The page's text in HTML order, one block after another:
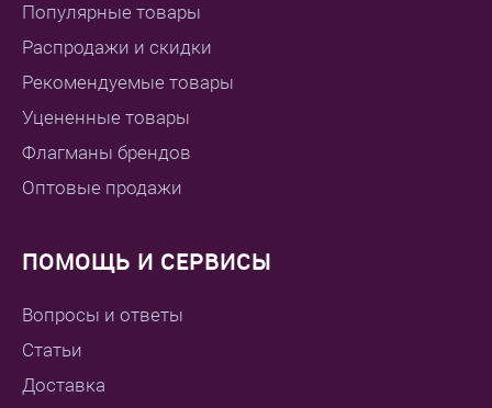
Популярные товары
Распродажи и скидки
Рекомендуемые товары
Уцененные товары
Флагманы брендов
Оптовые продажи
ПОМОЩЬ И СЕРВИСЫ
Вопросы и ответы
Статьи
Доставка